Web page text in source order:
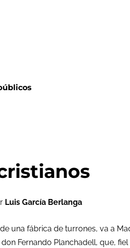
Luis García Berlanga
una fábrica de turrones, va a
Fernando Planchadell, que,